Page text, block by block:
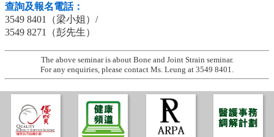
查詢及報名電話：
3549 8401（梁小姐）/
3549 8271（彭先生）
The above seminar is about Bone and Joint Strain seminar.
For any enquiries, please contact Ms. Leung at 3549 8401.